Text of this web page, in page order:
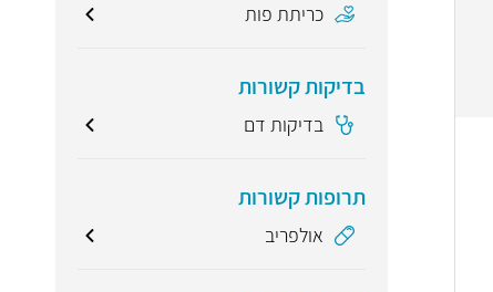
כריתת פות
בדיקות קשורות
בדיקות דם
תרופות קשורות
אולפריב